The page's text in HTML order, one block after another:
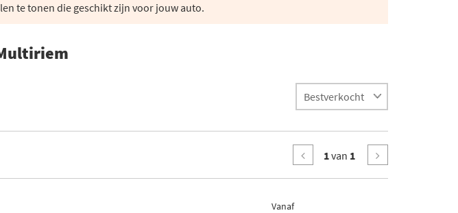
te tonen die geschikt zijn voor jouw auto.
1van 1
Vanaf